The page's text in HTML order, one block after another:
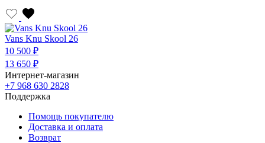
Vans Knu Skool 26
10 500 ₽
13 650 ₽
Интернет-магазин
+7 968 630 2828
Поддержка
Помощь покупателю
Доставка и оплата
Возврат